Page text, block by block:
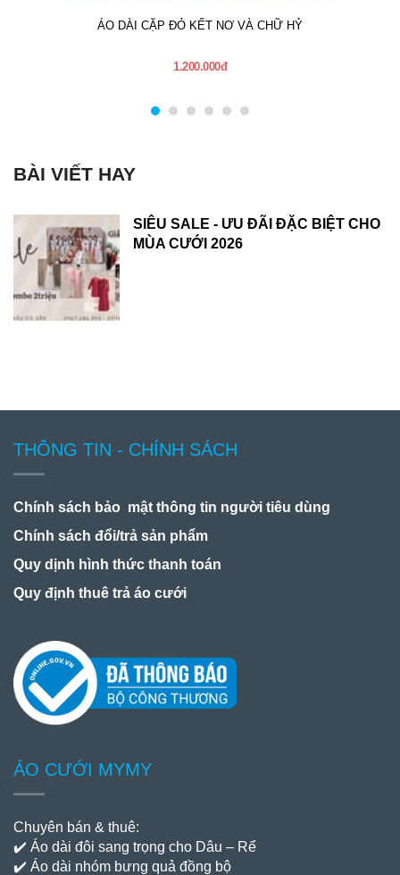
ÁO DÀI CẶP ĐỎ KẾT NƠ VÀ CHỮ HỶ
1.200.000đ
BÀI VIẾT HAY
SIÊU SALE - ƯU ĐÃI ĐẶC BIỆT CHO
MÙA CƯỚI 2026
THÔNG TIN - CHÍNH SÁCH
Chính sách bảo mật thông tin người tiêu dùng
Chính sách đổi/trả sản phẩm
Quy dịnh hình thức thanh toán
Quy định thuê trả áo cưới
ÁO CƯỚI MYMY
Chuyên bán & thuê:
✔️ Áo dài đôi sang trọng cho Dâu – Rể
✔️ Áo dài nhóm bưng quả đồng bộ